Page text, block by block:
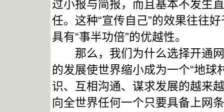
过小报与简报，而且基本不发生
任。这种“宣传自己”的效果往往
具有“事半功倍”的优越性。
那么，我们为什么选择开通网
的发展使世界缩小成为一个“地
识、互相沟通、谋求发展的越来
向全世界任何一个只要具备上网